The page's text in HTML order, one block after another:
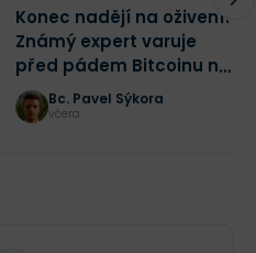
Konec nadějí na oživení?
Známý expert varuje
před pádem Bitcoinu na
43 500 dolarů
Bc. Pavel Sýkora
včera